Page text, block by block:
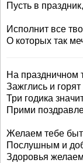
Пусть в
Исполнит все
О которых так
На праздничном
Зажглись и горят
Три годика
Прими
Желаем тебе
Послушным и
Здоровья